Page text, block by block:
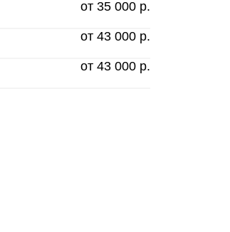
от 35 000 р.
от 43 000 р.
от 43 000 р.